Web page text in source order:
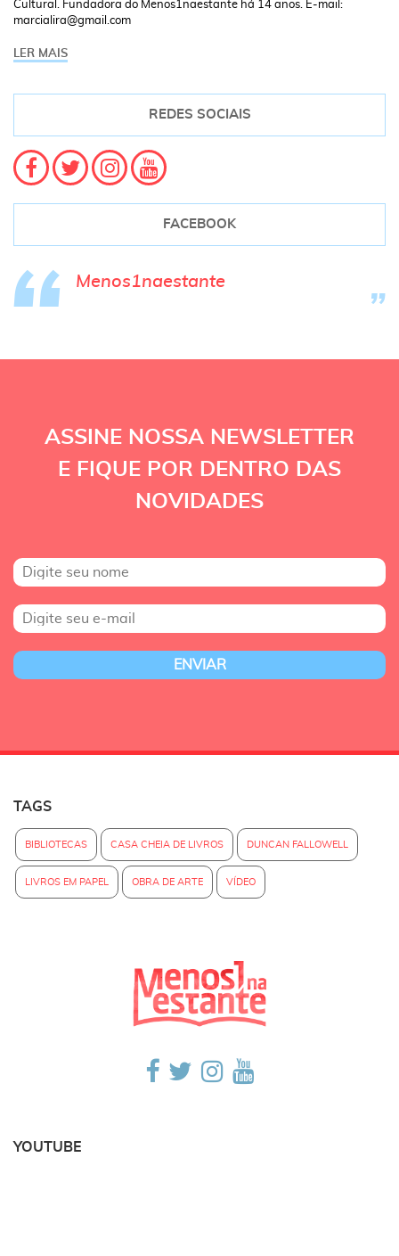
Cultural. Fundadora do Menos1naestante há 14 anos. E-mail:
marcialira@gmail.com
LER MAIS
REDES SOCIAIS
FACEBOOK
Menos1naestante
ASSINE NOSSA NEWSLETTER
E FIQUE POR DENTRO DAS
NOVIDADES
TAGS
BIBLIOTECAS CASA CHEIA DE LIVROS DUNCAN FALLOWELL
LIVROS EM PAPEL OBRA DE ARTE VÍDEO
YOUTUBE